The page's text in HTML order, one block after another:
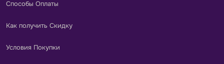
Способы Оплаты
Как получить Скидку
Условия Покупки